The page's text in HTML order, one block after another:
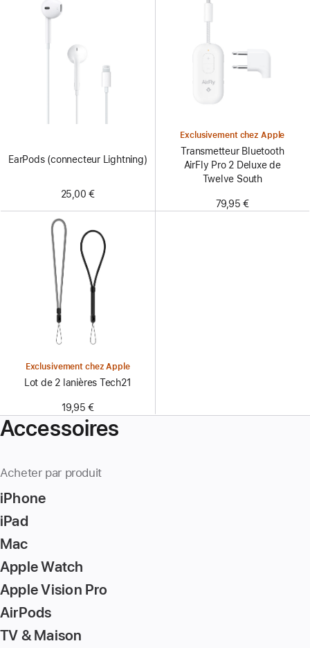
EarPods (connecteur Lightning)
25,00 €
Exclusivement chez Apple
Transmetteur Bluetooth
AirFly Pro 2 Deluxe de
Twelve South
79,95 €
Exclusivement chez Apple
Lot de 2 lanières Tech21
19,95 €
Accessoires
Acheter par produit
iPhone
iPad
Mac
Apple Watch
Apple Vision Pro
AirPods
TV & Maison